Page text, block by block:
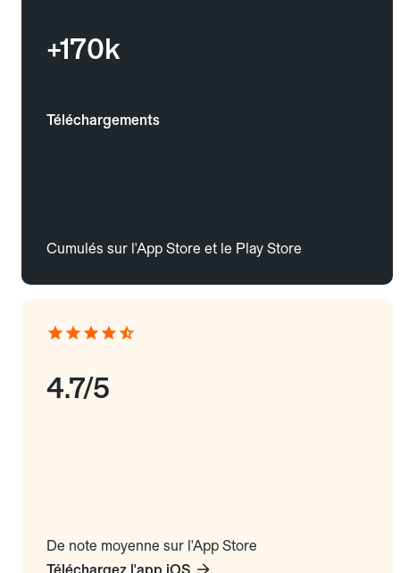
+170k
Téléchargements
Cumulés sur l'App Store et le Play Store
4.7/5
De note moyenne sur l'App Store